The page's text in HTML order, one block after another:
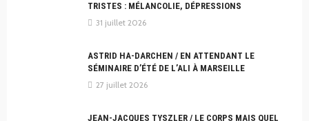
TRISTES : MÉLANCOLIE, DÉPRESSIONS
31 juillet 2026
ASTRID HA-DARCHEN / EN ATTENDANT LE
SÉMINAIRE D’ÉTÉ DE L’ALI À MARSEILLE
27 juillet 2026
JEAN-JACQUES TYSZLER / LE CORPS MAIS QUEL